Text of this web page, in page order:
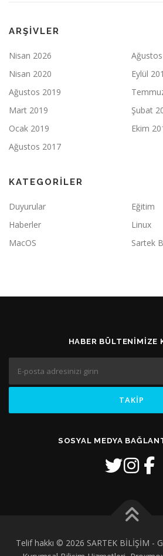
ARŞIVLER
Nisan 2026
Nisan 2020
Eylül
Ağustos 2019
Mart 2019
Şubat
Ocak 2019
Ekim
Ağustos 2017
KATEGORILER
Duyurular
Eğitim
Haberler
Linux
MacOS
Sartek
HABER BÜLTENIMIZE
SOSYAL MEDYA
Telif hakkı © 2026 SARTEK BİLİŞİM -